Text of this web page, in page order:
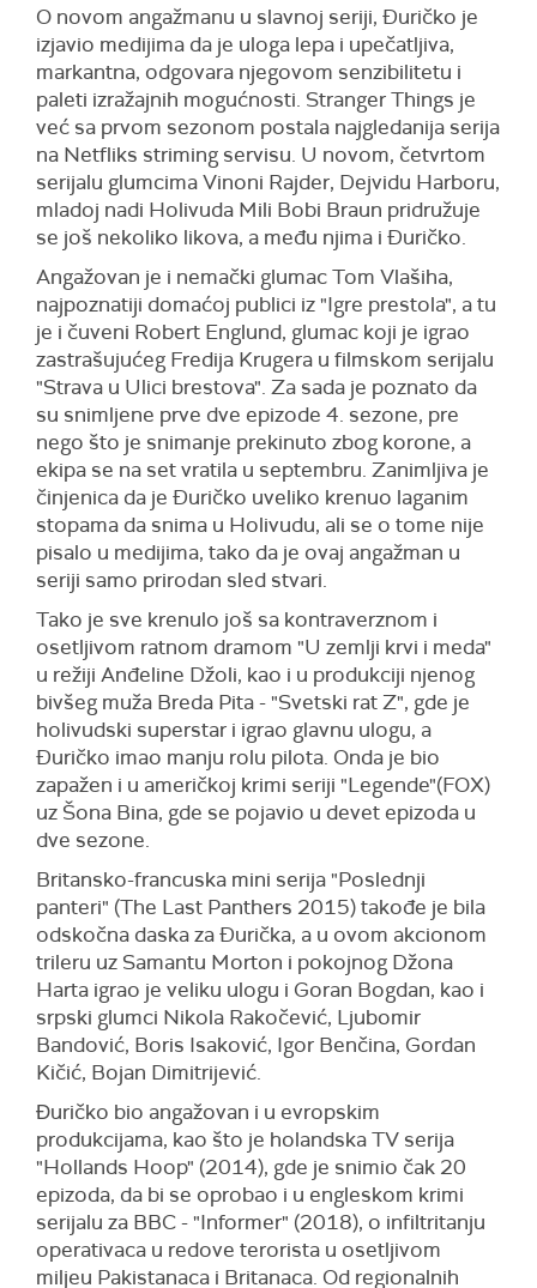
O novom angažmanu u slavnoj seriji, Đuričko je
izjavio medijima da je uloga lepa i upečatljiva,
markantna, odgovara njegovom senzibilitetu i
paleti izražajnih mogućnosti. Stranger Things je
već sa prvom sezonom postala najgledanija serija
na Netfliks striming servisu. U novom, četvrtom
serijalu glumcima Vinoni Rajder, Dejvidu Harboru,
mladoj nadi Holivuda Mili Bobi Braun pridružuje
se još nekoliko likova, a među njima i Đuričko.
Angažovan je i nemački glumac Tom Vlašiha,
najpoznatiji domaćoj publici iz "Igre prestola", a tu
je i čuveni Robert Englund, glumac koji je igrao
zastrašujućeg Fredija Krugera u filmskom serijalu
"Strava u Ulici brestova". Za sada je poznato da
su snimljene prve dve epizode 4. sezone, pre
nego što je snimanje prekinuto zbog korone, a
ekipa se na set vratila u septembru. Zanimljiva je
činjenica da je Đuričko uveliko krenuo laganim
stopama da snima u Holivudu, ali se o tome nije
pisalo u medijima, tako da je ovaj angažman u
seriji samo prirodan sled stvari.
Tako je sve krenulo još sa kontraverznom i
osetljivom ratnom dramom "U zemlji krvi i meda"
u režiji Anđeline Džoli, kao i u produkciji njenog
bivšeg muža Breda Pita - "Svetski rat Z", gde je
holivudski superstar i igrao glavnu ulogu, a
Đuričko imao manju rolu pilota. Onda je bio
zapažen i u američkoj krimi seriji "Legende"(FOX)
uz Šona Bina, gde se pojavio u devet epizoda u
dve sezone.
Britansko-francuska mini serija "Poslednji
panteri" (The Last Panthers 2015) takođe je bila
odskočna daska za Đurička, a u ovom akcionom
trileru uz Samantu Morton i pokojnog Džona
Harta igrao je veliku ulogu i Goran Bogdan, kao i
srpski glumci Nikola Rakočević, Ljubomir
Bandović, Boris Isaković, Igor Benčina, Gordan
Kičić, Bojan Dimitrijević.
Ðuričko bio angažovan i u evropskim
produkcijama, kao što je holandska TV serija
"Hollands Hoop" (2014), gde je snimio čak 20
epizoda, da bi se oprobao i u engleskom krimi
serijalu za BBC - "Informer" (2018), o infiltritanju
operativaca u redove terorista u osetljivom
miljeu Pakistanaca i Britanaca. Od regionalnih